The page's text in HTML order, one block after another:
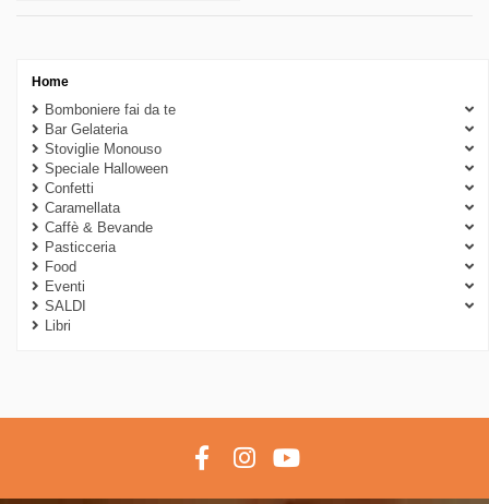
Cancella filtri
Disponibile
Disponibile 0
Categorie
Caffè & Bevande
Bevande
Latte
Prezzo
€
Home
Bomboniere fai da te
Bar Gelateria
Stoviglie Monouso
Speciale Halloween
Confetti
Caramellata
Caffè & Bevande
Pasticceria
Food
Eventi
SALDI
Libri